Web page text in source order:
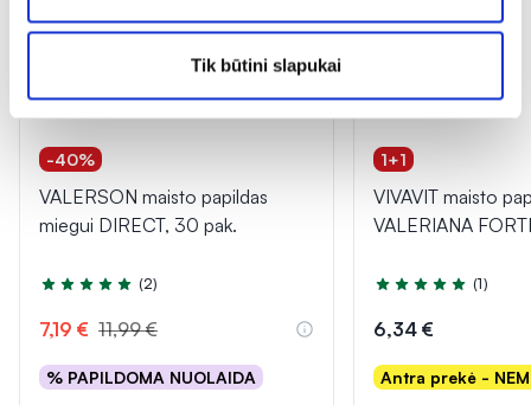
Tik būtini slapukai
-40%
VALERSON maisto papildas
miegui DIRECT, 30 pak.
Įvertinimas 5.0 iš 5
(2)
7,19 € 11,99 €
% PAPILDOMA NUOLAIDA
1+1
VIVAVIT maisto
VALERIANA
Įvertinimas 5.0 iš 5
(1)
6,34 €
Antra prekė -